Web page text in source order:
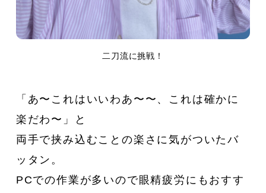
二刀流に挑戦！
「あ〜これはいいわあ〜〜、これは確かに
楽だわ〜」と
両手で挟み込むことの楽さに気がついたバ
ッタン。
PCでの作業が多いので眼精疲労にもおすす